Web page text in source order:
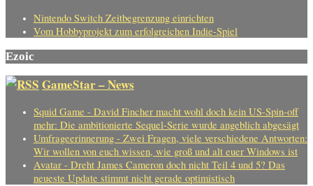
Nintendo Switch Zeitbegrenzung einrichten
Vom Hobbyprojekt zum erfolgreichen Indie-Spiel
Ezoic
GameStar – News
Squid Game - David Fincher macht wohl doch kein US-Spin-off
mehr: Die ambitionierte Sequel-Serie wurde angeblich abgesägt
Umfrageerinnerung - Zwei Fragen, viele verschiedene Antworten:
Wir wollen von euch wissen, wie groß und alt euer Windows ist
Avatar - Dreht James Cameron doch nicht Teil 4 und 5? Das
neueste Update stimmt nicht gerade optimistisch